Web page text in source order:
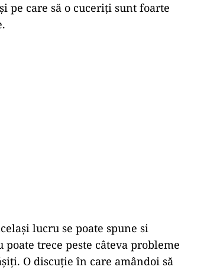
pe care să o cuceriți sunt foarte
lucru se poate spune si
trece peste câteva probleme
O discuție în care amândoi să